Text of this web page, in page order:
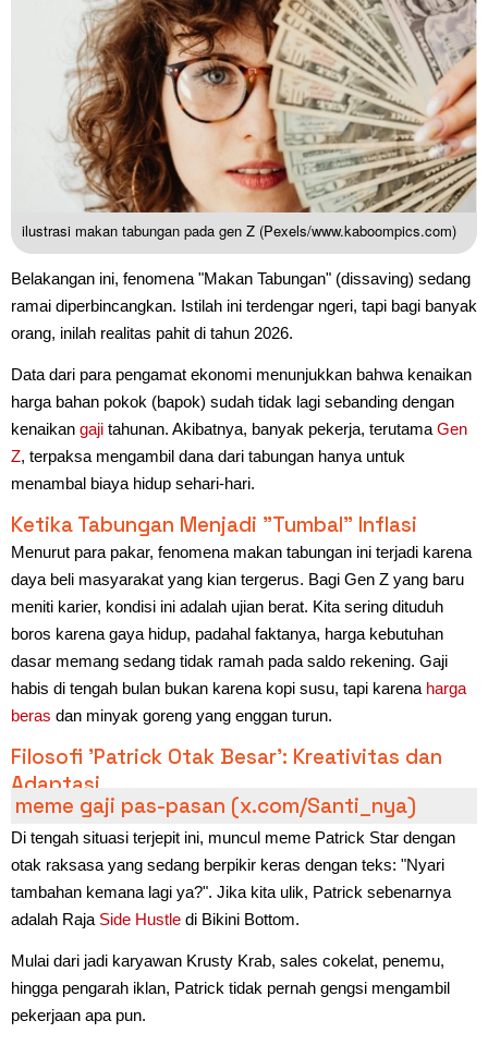
ilustrasi makan tabungan pada gen Z (Pexels/www.kaboompics.com)
Belakangan ini, fenomena "Makan Tabungan" (dissaving) sedang
ramai diperbincangkan. Istilah ini terdengar ngeri, tapi bagi banyak
orang, inilah realitas pahit di tahun 2026.
Data dari para pengamat ekonomi menunjukkan bahwa kenaikan
harga bahan pokok (bapok) sudah tidak lagi sebanding dengan
kenaikan gaji tahunan. Akibatnya, banyak pekerja, terutama Gen
Z, terpaksa mengambil dana dari tabungan hanya untuk
menambal biaya hidup sehari-hari.
Ketika Tabungan Menjadi "Tumbal" Inflasi
Menurut para pakar, fenomena makan tabungan ini terjadi karena
daya beli masyarakat yang kian tergerus. Bagi Gen Z yang baru
meniti karier, kondisi ini adalah ujian berat. Kita sering dituduh
boros karena gaya hidup, padahal faktanya, harga kebutuhan
dasar memang sedang tidak ramah pada saldo rekening. Gaji
habis di tengah bulan bukan karena kopi susu, tapi karena harga
beras dan minyak goreng yang enggan turun.
Filosofi 'Patrick Otak Besar': Kreativitas dan
Adaptasi
meme gaji pas-pasan (x.com/Santi_nya)
Di tengah situasi terjepit ini, muncul meme Patrick Star dengan
otak raksasa yang sedang berpikir keras dengan teks: "Nyari
tambahan kemana lagi ya?". Jika kita ulik, Patrick sebenarnya
adalah Raja Side Hustle di Bikini Bottom.
Mulai dari jadi karyawan Krusty Krab, sales cokelat, penemu,
hingga pengarah iklan, Patrick tidak pernah gengsi mengambil
pekerjaan apa pun.